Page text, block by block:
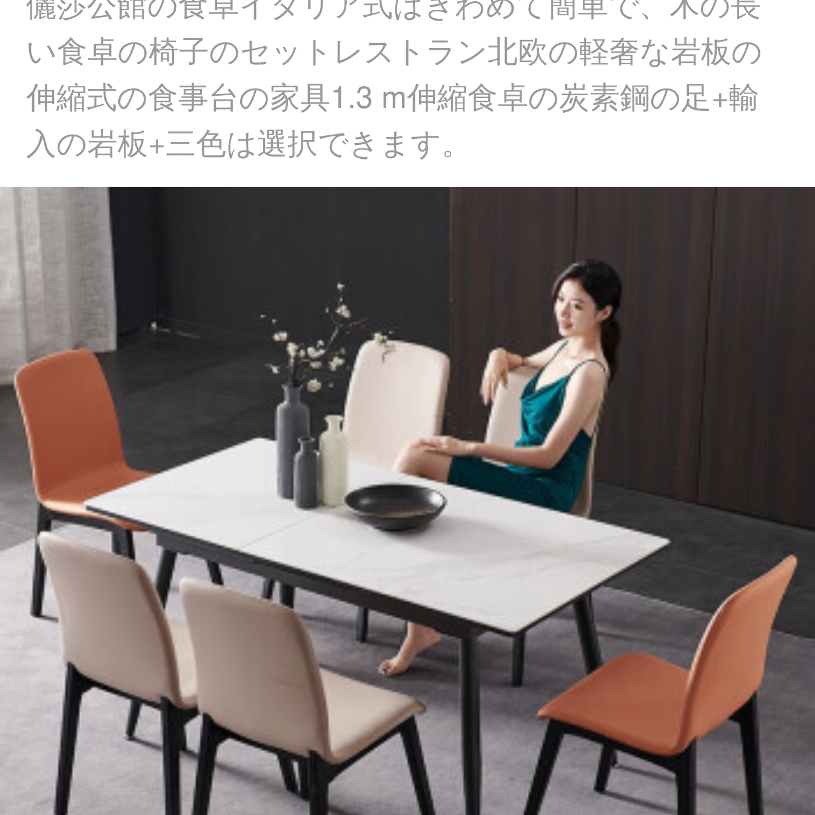
い食卓の椅子のセットレストラン北欧の軽奢な岩板の
伸縮式の食事台の家具1.3 m伸縮食卓の炭素鋼の足+輸
入の岩板+三色は選択できます。